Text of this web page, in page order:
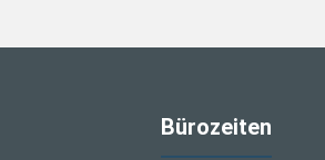
Bürozeiten